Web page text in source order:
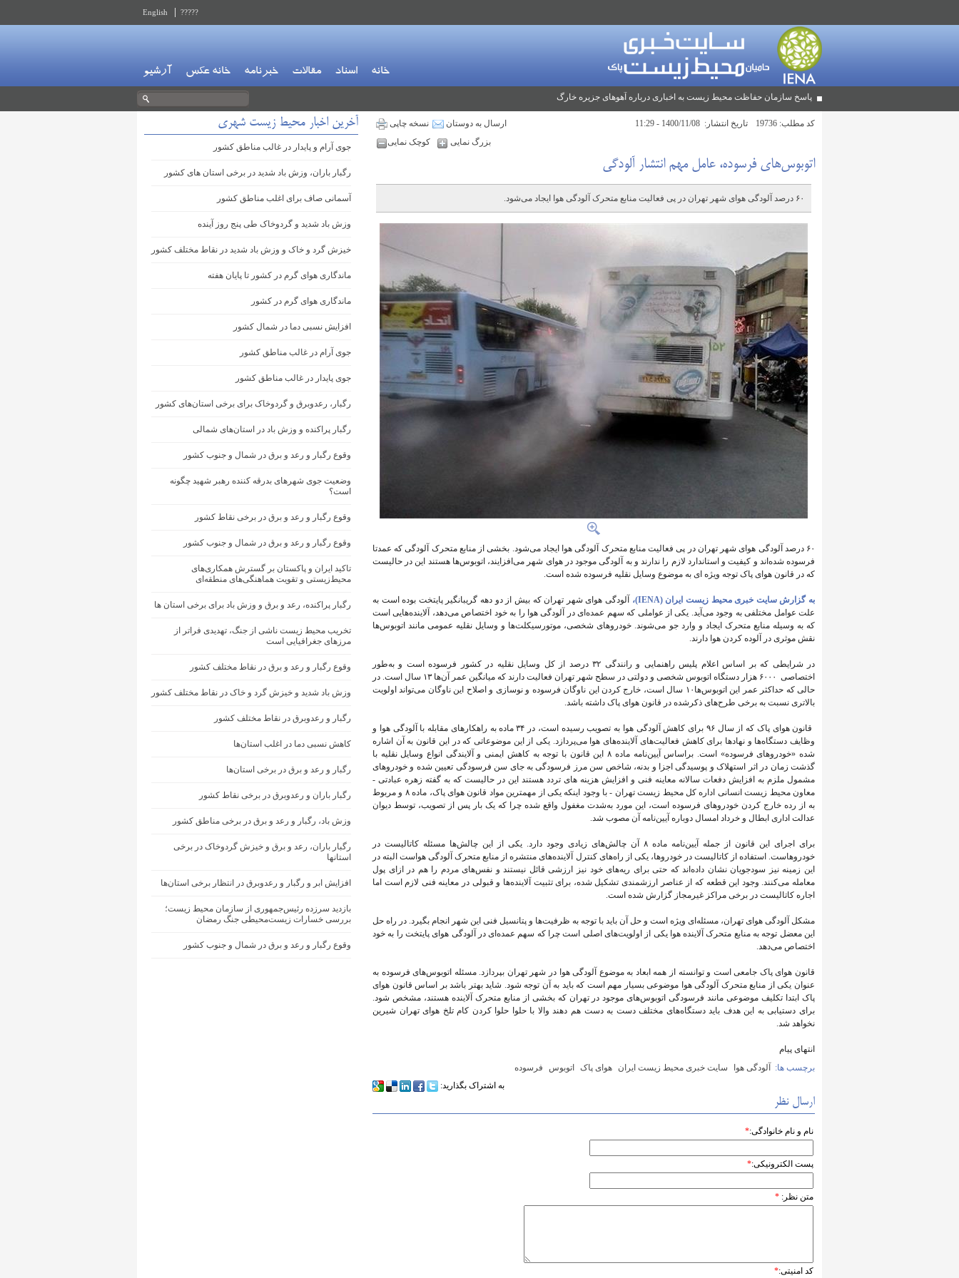
?????
English
خانه اسناد مقالات خبرنامه خانه عکس آرشیو
پاسخ سازمان حفاظت محیط زیست به اخباری درباره آهوهای جزیره خارگ
کد مطلب: تاریخ انتشار: نسخه چاپی
ارسال به دوستان
بزرگ نمایی
کوچک نمایی
اتوبوس‌های فرسوده، عامل مهم انتشار آلودگی
۶۰ درصد آلودگی هوای شهر تهران در پی فعالیت منابع متحرک آلودگی هوا ایجاد می‌شود.
۶۰ درصد آلودگی هوای شهر تهران در پی فعالیت منابع متحرک آلودگی هوا ایجاد می‌شود. بخشی از منابع متحرک آلودگی که عمدتا
فرسوده شده‌اند و کیفیت و استاندارد لازم را ندارند و به آلودگی موجود در هوای شهر می‌افزایند، اتوبوس‌ها هستند این در حالیست
که در قانون هوای پاک توجه ویژه ای به موضوع وسایل نقلیه فرسوده شده است.
به گزارش سایت خبری محیط زیست ایران (IENA)،
آلودگی هوای شهر تهران که بیش از دو دهه گریبانگیر پایتخت بوده است به
علت عوامل مختلفی به وجود می‌آید. یکی از عواملی که سهم عمده‌ای در آلودگی هوا را به خود اختصاص می‌دهد، آلاینده‌هایی است
که به وسیله منابع متحرک ایجاد و وارد جو می‌شوند. خودروهای شخصی، موتورسیکلت‌ها و وسایل نقلیه عمومی مانند اتوبوس‌ها
نقش موثری در آلوده کردن هوا دارند.
در شرایطی که بر اساس اعلام پلیس راهنمایی و رانندگی ۳۲ درصد از کل وسایل نقلیه در کشور فرسوده است و به‌طور
اختصاصی ۶۰۰۰ هزار دستگاه اتوبوس شخصی و دولتی در سطح شهر تهران فعالیت دارند که میانگین عمر آن‌ها ۱۳ سال است. در
حالی که حداکثر عمر این اتوبوس‌ها۱۰ سال است، خارج کردن این ناوگان فرسوده و نوسازی و اصلاح این ناوگان می‌تواند اولویت
بالاتری نسبت به برخی طرح‌های ذکرشده در قانون هوای پاک داشته باشد.
قانون هوای پاک که از سال ۹۶ برای کاهش آلودگی هوا به تصویب رسیده است، در ۳۴ ماده به راهکارهای مقابله با آلودگی هوا و
وظایف دستگاه‌ها و نهادها برای کاهش فعالیت‌های آلاینده‌های هوا می‌پردازد. یکی از این موضوعاتی که در این قانون به آن اشاره
شده «خودروهای فرسوده» است. براساس آیین‌نامه ماده ۸ این قانون با توجه به کاهش ایمنی و آلایندگی انواع وسایل نقلیه با
گذشت زمان در اثر استهلاک و پوسیدگی اجزا و بدنه، شاخص سن مرز فرسودگی به جای سن فرسودگی تعیین شده و خودروهای
مشمول ملزم به افزایش دفعات سالانه معاینه فنی و افزایش هزینه های تردد هستند این در حالیست که به گفته زهره عبادتی -
معاون محیط زیست انسانی اداره کل محیط زیست تهران - با وجود اینکه یکی از مهمترین مواد قانون هوای پاک، ماده ۸ و مربوط
به از رده خارج کردن خودروهای فرسوده است، این مورد به‌شدت مغفول واقع شده چرا که یک بار پس از تصویب، توسط دیوان
عدالت اداری ابطال و خرداد امسال دوباره آیین‌نامه آن مصوب شد.
برای اجرای این قانون از جمله آیین‌نامه ماده ۸ آن چالش‌های زیادی وجود دارد. یکی از این چالش‌ها مسئله کاتالیست در
خودروهاست. استفاده از کاتالیست در خودروها، یکی از راه‌های کنترل آلاینده‌های منتشره از منابع متحرک آلودگی هواست البته در
این زمینه نیز سودجویان نشان داده‌اند که حتی برای ریه‌های خود نیز ارزشی قائل نیستند و نفس‌های مردم را هم در ازای پول
معامله می‌کنند. وجود این قطعه که از عناصر ارزشمندی تشکیل شده، برای تثبیت آلاینده‌ها و قبولی در معاینه فنی لازم است اما
اجاره کاتالیست در برخی مراکز غیرمجاز گزارش شده است.
مشکل آلودگی هوای تهران، مسئله‌ای ویژه است و حل آن باید با توجه به ظرفیت‌ها و پتانسیل فنی این شهر انجام بگیرد. در راه حل
این معضل توجه به منابع متحرک آلاینده هوا یکی از اولویت‌های اصلی است چرا که سهم عمده‌ای در آلودگی هوای پایتخت را به خود
اختصاص می‌دهد.
قانون هوای پاک جامعی است و توانسته از همه ابعاد به موضوع آلودگی هوا در شهر تهران بپردازد. مسئله اتوبوس‌های فرسوده به
عنوان یکی از منابع متحرک آلودگی هوا موضوعی بسیار مهم است که باید به آن توجه شود. شاید بهتر باشد بر اساس قانون هوای
پاک ابتدا تکلیف موضوعی مانند فرسودگی اتوبوس‌های موجود در تهران که بخشی از منابع متحرک آلاینده هستند، مشخص شود.
برای دستیابی به این هدف باید دستگاه‌های مختلف دست به دست هم دهند والا با حلوا حلوا کردن کام تلخ هوای تهران شیرین
نخواهد شد.
انتهای پیام
برچسب ها: آلودگی هوا سایت خبری محیط زیست ایران هوای پاک اتوبوس‌
فرسوده
به اشتراک بگذارید:
ارسال نظر
نام و نام خانوادگی:*
پست الکترونیکی:*
متن نظر: *
کد امنیتی:*
آخرین اخبار محیط زیست شهری
جوی آرام و پایدار در غالب مناطق کشور
رگبار باران، وزش باد شدید در برخی استان های کشور
آسمانی صاف برای اغلب مناطق کشور
وزش باد شدید و گردوخاک طی پنج روز آینده
خیزش گرد و خاک و وزش باد شدید در نقاط مختلف کشور
ماندگاری هوای گرم در کشور تا پایان هفته
ماندگاری هوای گرم در کشور
افزایش نسبی دما در شمال کشور
جوی آرام در غالب مناطق کشور
جوی پایدار در غالب مناطق کشور
رگبار، رعدوبرق و گردوخاک برای برخی استان‌های کشور
رگبار پراکنده و وزش باد در استان‌های شمالی
وقوع رگبار و رعد و برق در شمال و جنوب کشور
وضعیت جوی شهرهای بدرقه کننده رهبر شهید چگونه
است؟
وقوع رگبار و رعد و برق در برخی نقاط کشور
وقوع رگبار و رعد و برق در شمال و جنوب کشور
تاکید ایران و پاکستان بر گسترش همکاری‌های
محیط‌زیستی و تقویت هماهنگی‌های منطقه‌ای
رگبار پراکنده، رعد و برق و وزش باد برای برخی استان ها
تخریب محیط زیست ناشی از جنگ، تهدیدی فراتر از
مرزهای جغرافیایی است
وقوع رگبار و رعد و برق در نقاط مختلف کشور
وزش باد شدید و خیزش گرد و خاک در نقاط مختلف کشور
رگبار و رعدوبرق در نقاط مختلف کشور
کاهش نسبی دما در اغلب استان‌ها
رگبار و رعد و برق در برخی استان‌ها
رگبار باران و رعدوبرق در برخی نقاط کشور
وزش باد، رگبار و رعد و برق در برخی مناطق کشور
رگبار باران، رعد و برق و خیزش گردوخاک در برخی
استانها
افزایش ابر و رگبار و رعدوبرق در انتظار برخی استان‌ها
بازدید سرزده رئیس‌جمهوری از سازمان محیط‌ زیست؛
بررسی خسارات زیست‌محیطی جنگ رمضان
وقوع رگبار و رعد و برق در شمال و جنوب کشور